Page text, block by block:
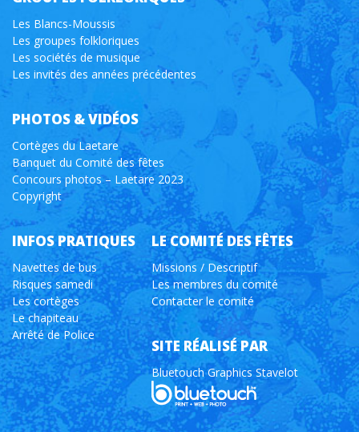
Les Blancs-Moussis
Les groupes folkloriques
Les sociétés de musique
Les invités des années précédentes
PHOTOS & VIDÉOS
Cortèges du Laetare
Banquet du Comité des fêtes
Concours photos – Laetare 2023
Copyright
INFOS PRATIQUES
Navettes de bus
Risques samedi
Les cortèges
Le chapiteau
Arrêté de Police
LE COMITÉ DES FÊTES
Missions / Descriptif
Les membres du comité
Contacter le comité
SITE RÉALISÉ PAR
Bluetouch Graphics Stavelot